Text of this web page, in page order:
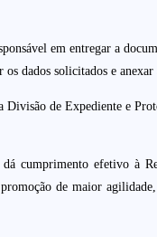
em entregar a
dados solicitados e anexar
Divisão de Expediente e
cumprimento efetivo à
de maior